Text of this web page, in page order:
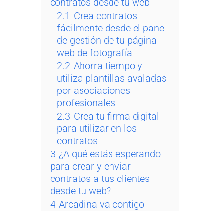
contratos desde tu web
2.1 Crea contratos
fácilmente desde el panel
de gestión de tu página
web de fotografía
2.2 Ahorra tiempo y
utiliza plantillas avaladas
por asociaciones
profesionales
2.3 Crea tu firma digital
para utilizar en los
contratos
3 ¿A qué estás esperando
para crear y enviar
contratos a tus clientes
desde tu web?
4 Arcadina va contigo